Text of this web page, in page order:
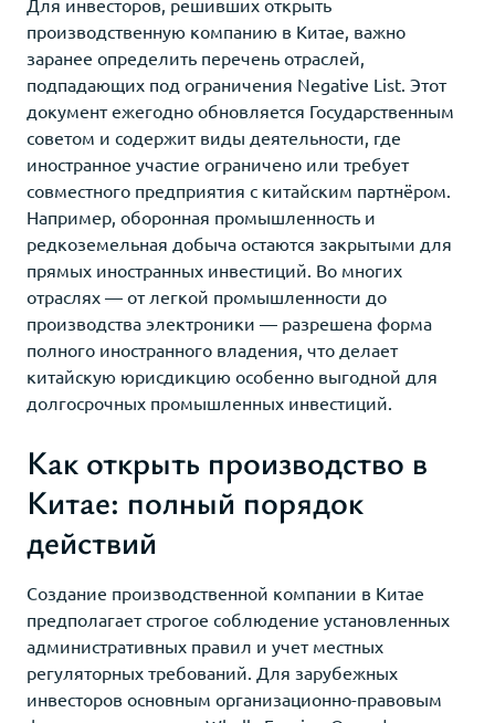
производственную компанию в Китае, важно
заранее определить перечень отраслей,
подпадающих под ограничения Negative List. Этот
документ ежегодно обновляется Государственным
советом и содержит виды деятельности, где
иностранное участие ограничено или требует
совместного предприятия с китайским партнёром.
Например, оборонная промышленность и
редкоземельная добыча остаются закрытыми для
прямых иностранных инвестиций. Во многих
отраслях — от легкой промышленности до
производства электроники — разрешена форма
полного иностранного владения, что делает
китайскую юрисдикцию особенно выгодной для
долгосрочных промышленных инвестиций.
Как открыть производство в
Китае: полный порядок
действий
Создание производственной компании в Китае
предполагает строгое соблюдение установленных
административных правил и учет местных
регуляторных требований. Для зарубежных
инвесторов основным организационно-правовым